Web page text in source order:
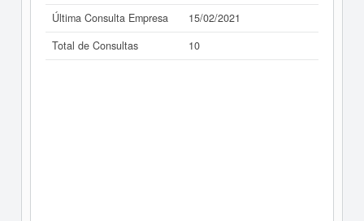
Última Consulta Empresa
15/02/2021
Total de Consultas
10